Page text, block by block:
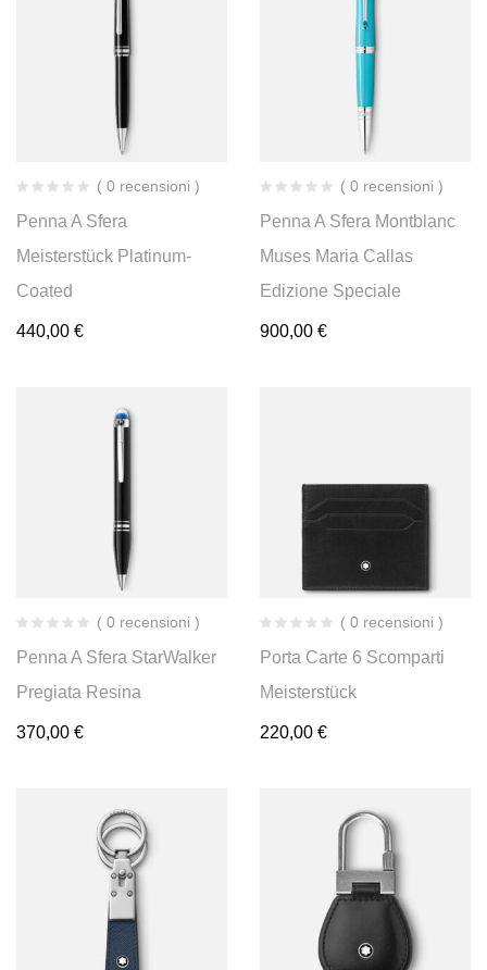
( 0 recensioni )
Penna A Sfera
Meisterstück Platinum-
Coated
440,00 €
( 0 recensioni )
Penna A Sfera Montblanc
Muses Maria Callas
Edizione Speciale
900,00 €
( 0 recensioni )
Penna A Sfera StarWalker
Pregiata Resina
370,00 €
( 0 recensioni )
Porta Carte 6 Scomparti
Meisterstück
220,00 €